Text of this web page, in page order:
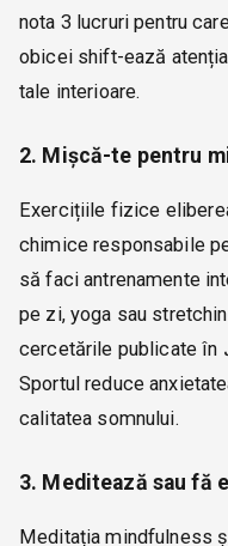
nota 3 lucruri pentru
obicei shift-ează
tale interioare.
2. Mișcă-te pentru
Exercițiile fizice
chimice responsabile
să faci antrenamente
pe zi, yoga sau
cercetările publicate în
Sportul reduce
calitatea somnului.
3. Meditează sau fă
Meditația mindfulness